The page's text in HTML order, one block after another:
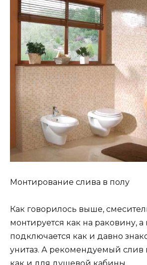
Монтирование слива в полу
Как говорилось выше,
монтируется как на раковину,
подключается как и давно
унитаз. А рекомендуемый слив